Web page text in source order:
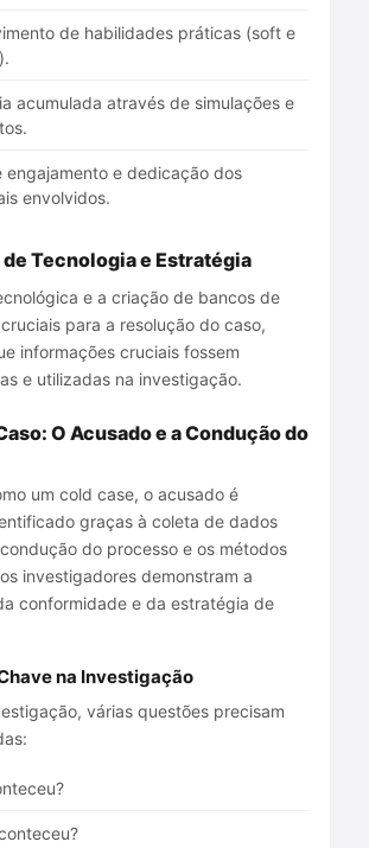
de habilidades práticas (soft e
acumulada através de simulações e
engajamento e dedicação dos
envolvidos.
Tecnologia e Estratégia
e a criação de bancos de
para a resolução do caso,
informações cruciais fossem
e utilizadas na investigação.
O Acusado e a Condução do
um cold case, o acusado é
graças à coleta de dados
do processo e os métodos
investigadores demonstram a
conformidade e da estratégia de
na Investigação
várias questões precisam